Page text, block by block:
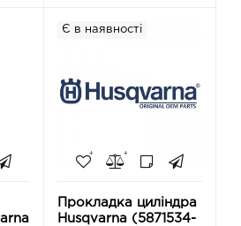
Є в наявності
Прокладка циліндра
Husqvarna (5871534-